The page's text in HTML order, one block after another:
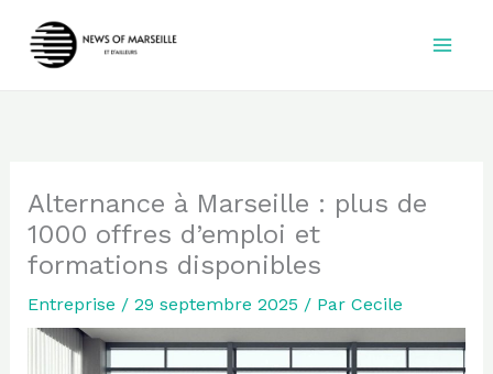
Alternance à Marseille : plus de
1000 offres d’emploi et
formations disponibles
Entreprise / 29 septembre 2025 / Par Cecile